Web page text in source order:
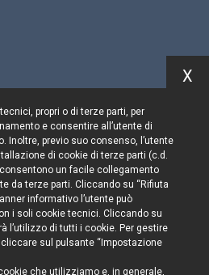
aggiornato
policy
privacy
legali
propri o di terze parti, per
e consentire all’utente di
Inoltre, previo suo consenso, l’utente
di cookie di terze parti (c.d.
un facile collegamento
da terze parti. Cliccando su “Rifiuta
informativo l’utente può
i soli cookie tecnici. Cliccando su
l’utilizzo di tutti i cookie. Per gestire
cliccare sul pulsante “Impostazione
che utilizziamo e, in generale,
X